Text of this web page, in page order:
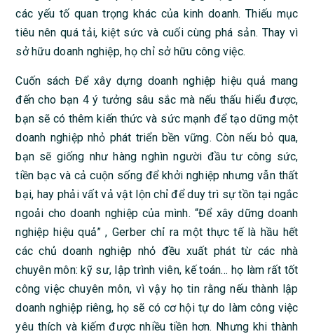
các yếu tố quan trọng khác của kinh doanh. Thiếu mục
tiêu nên quá tải, kiệt sức và cuối cùng phá sản. Thay vì
sở hữu doanh nghiệp, họ chỉ sở hữu công việc.
Cuốn sách Để xây dựng doanh nghiệp hiệu quả mang
đến cho bạn 4 ý tưởng sâu sắc mà nếu thấu hiểu được,
bạn sẽ có thêm kiến thức và sức mạnh để tạo dững một
doanh nghiệp nhỏ phát triển bền vững. Còn nếu bỏ qua,
bạn sẽ giống như hàng nghìn người đầu tư công sức,
tiền bạc và cả cuộn sống để khởi nghiệp nhưng vẫn thất
bại, hay phải vất vả vật lộn chỉ để duy trì sự tồn tại ngắc
ngoải cho doanh nghiệp của mình. “Để xây dững doanh
nghiệp hiệu quả” , Gerber chỉ ra một thực tế là hầu hết
các chủ doanh nghiệp nhỏ đều xuất phát từ các nhà
chuyên môn: kỹ sư, lập trình viên, kế toán… họ làm rất tốt
công việc chuyên môn, vì vậy họ tin rằng nếu thành lập
doanh nghiệp riêng, họ sẽ có cơ hội tự do làm công việc
yêu thích và kiếm được nhiều tiền hơn. Nhưng khi thành